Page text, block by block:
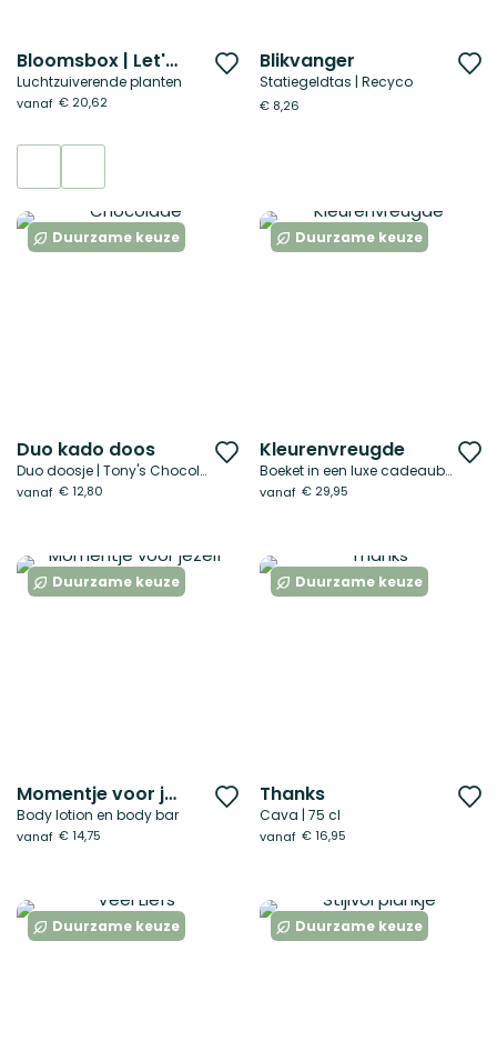
Bloomsbox | Let's grow together
Luchtzuiverende planten
vanaf € 20,62
Voeg
toe
aan
Blikvanger
Statiegeldtas | Recyco
€ 8,26
Duurzame keuze
Duo kado doos
Duo doosje | Tony's Chocolonely
vanaf € 12,80
Voeg
toe
aan
Duurzame keuze
Kleurenvreugde
Boeket in een luxe cadeaubox
vanaf € 29,95
Duurzame keuze
Momentje voor jezelf
Body lotion en body bar
vanaf € 14,75
Voeg
toe
aan
Duurzame keuze
Thanks
Cava | 75 cl
vanaf € 16,95
Duurzame keuze Duurzame keuze